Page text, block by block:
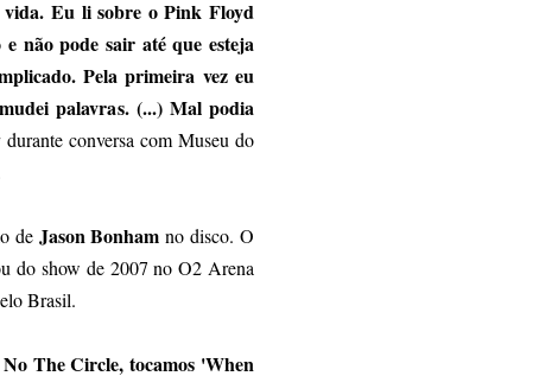
Eu li sobre o Pink Floyd
não pode sair até que esteja
Pela primeira vez eu
palavras. (...) Mal podia
durante conversa com Museu do
de Jason Bonham no disco. O
do show de 2007 no O2 Arena
Brasil.
The Circle, tocamos 'When